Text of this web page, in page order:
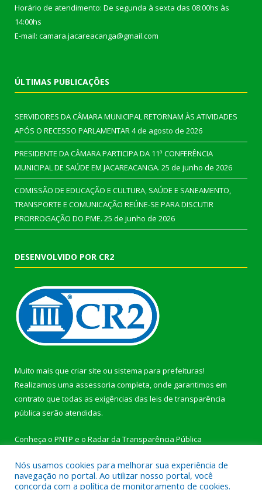
Horário de atendimento: De segunda à sexta das 08:00hs às
14:00hs
E-mail: camara.jacareacanga@gmail.com
ÚLTIMAS PUBLICAÇÕES
SERVIDORES DA CÂMARA MUNICIPAL RETORNAM ÀS ATIVIDADES
APÓS O RECESSO PARLAMENTAR4 de agosto de 2026
PRESIDENTE DA CÂMARA PARTICIPA DA 11ª CONFERÊNCIA
MUNICIPAL DE SAÚDE EM JACAREACANGA. 25 de junho de 2026
COMISSÃO DE EDUCAÇÃO E CULTURA, SAÚDE E SANEAMENTO,
TRANSPORTE E COMUNICAÇÃO REÚNE-SE PARA DISCUTIR
PRORROGAÇÃO DO PME. 25 de junho de 2026
DESENVOLVIDO POR CR2
Muito mais que criar site ou sistema para prefeituras!
Realizamos uma assessoria completa, onde garantimos em
contrato que todas as exigências das leis de transparência
pública serão atendidas.
Conheça o PNTP e o Radar da Transparência Pública
Nós usamos cookies para melhorar sua experiência de
navegação no portal. Ao utilizar nosso portal, você
concorda com a política de monitoramento de cookies.